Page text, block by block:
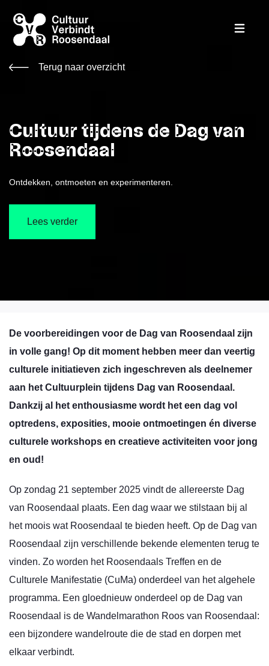
Terug naar overzicht
Cultuur tijdens de Dag van
Roosendaal
Ontdekken, ontmoeten en experimenteren.
Lees verder
De voorbereidingen voor de Dag van Roosendaal zijn
in volle gang! Op dit moment hebben meer dan veertig
culturele initiatieven zich ingeschreven als deelnemer
aan het Cultuurplein tijdens Dag van Roosendaal.
Dankzij al het enthousiasme wordt het een dag vol
optredens, exposities, mooie ontmoetingen én diverse
culturele workshops en creatieve activiteiten voor jong
en oud !
Op zondag 21 september 2025 vindt de allereerste Dag
van Roosendaal plaats. Een dag waar we stilstaan bij al
het moois wat Roosendaal te bieden heeft. Op de Dag van
Roosendaal zijn verschillende bekende elementen terug te
vinden. Zo worden het Roosendaals Treffen en de
Culturele Manifestatie (CuMa) onderdeel van het algehele
programma. Een gloednieuw onderdeel op de Dag van
Roosendaal is de Wandelmarathon Roos van Roosendaal:
een bijzondere wandelroute die de stad en dorpen met
elkaar verbindt.